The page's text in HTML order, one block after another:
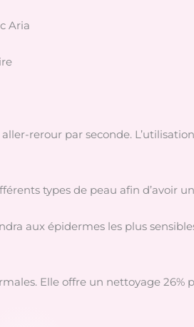
Aria
rerour par seconde.
types de peau afin d’avoir
aux épidermes les plus
Elle offre un nettoyage 26%